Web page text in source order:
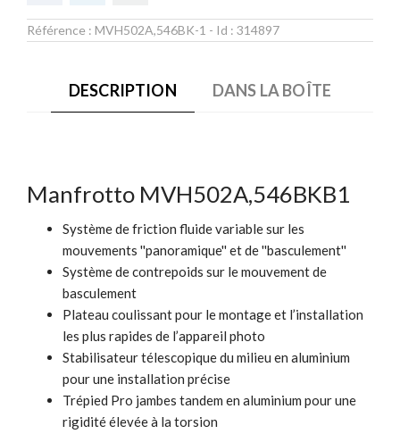
Référence : MVH502A,546BK-1 - Id : 314897
DESCRIPTION DANS LA BOÎTE
Manfrotto MVH502A,546BKB1
Système de friction fluide variable sur les
mouvements ''panoramique'' et de ''basculement''
Système de contrepoids sur le mouvement de
basculement
Plateau coulissant pour le montage et l’installation
les plus rapides de l’appareil photo
Stabilisateur télescopique du milieu en aluminium
pour une installation précise
Trépied Pro jambes tandem en aluminium pour une
rigidité élevée à la torsion